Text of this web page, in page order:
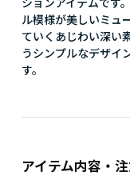
ル模様が美しいミュ
ていくあじわい深い
うシンプルなデザイ
す。
アイテム内容・